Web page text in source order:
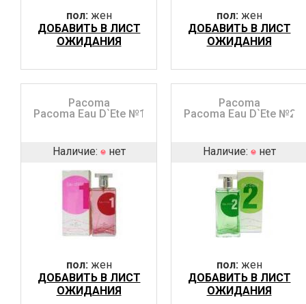
пол: жен
ДОБАВИТЬ В ЛИСТ
ОЖИДАНИЯ
пол: жен
ДОБАВИТЬ В ЛИСТ
ОЖИДАНИЯ
Pacoma
Pacoma Eau D`Ete №1
Наличие: нет
пол: жен
ДОБАВИТЬ В ЛИСТ
ОЖИДАНИЯ
Pacoma
Pacoma Eau D`Ete №2
Наличие: нет
пол: жен
ДОБАВИТЬ В ЛИСТ
ОЖИДАНИЯ